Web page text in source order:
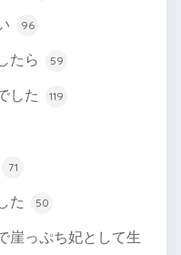
96
たら 59
した 119
71
た 50
崖っぷち妃として生